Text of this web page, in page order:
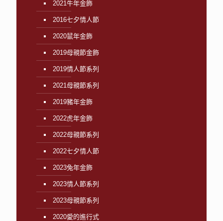
2021牛年金飾
2016七夕情人節
2020鼠年金飾
2019母親節金飾
2019情人節系列
2021母親節系列
2019豬年金飾
2022虎年金飾
2022母親節系列
2022七夕情人節
2023兔年金飾
2023情人節系列
2023母親節系列
2020愛的進行式